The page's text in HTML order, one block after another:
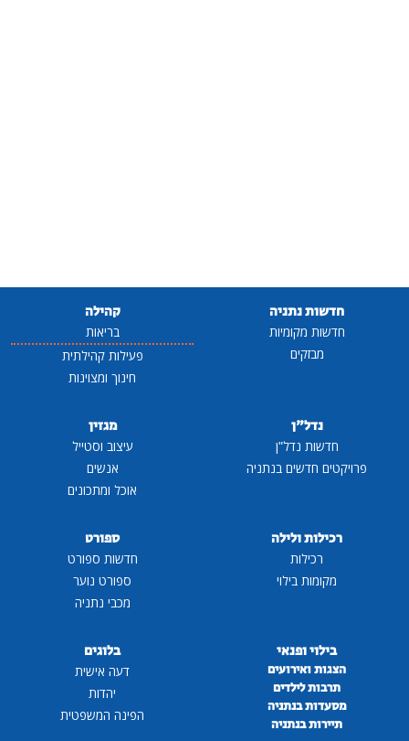
חדשות נתניה
חדשות מקומיות
מבזקים
קהילה
בריאות
פעילות קהילתית
חינוך ומצוינות
נדל"ן
חדשות נדל"ן
פרויקטים חדשים בנתניה
מגזין
עיצוב וסטייל
אנשים
אוכל ומתכונים
רכילות ולילה
רכילות
מקומות בילוי
ספורט
חדשות ספורט
ספורט נוער
מכבי נתניה
בילוי ופנאי
הצגות ואירועים
תרבות לילדים
מסעדות בנתניה
תיירות בנתניה
בלוגים
דעה אישית
יהדות
הפינה המשפטית